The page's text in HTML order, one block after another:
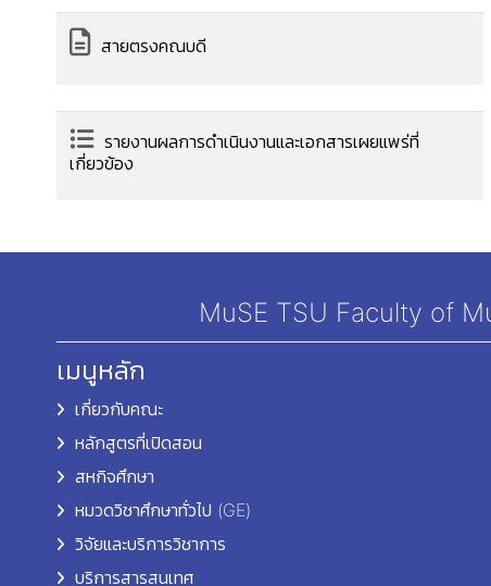
สายตรงคณบดี
รายงานผลการดำเนินงานและเอกสารเผยแพร่ที่
เกี่ยวข้อง
MuSE TSU Faculty of
เมนูหลัก
เกี่ยวกับคณะ
หลักสูตรที่เปิดสอน
สหกิจศึกษา
หมวดวิชาศึกษาทั่วไป (GE)
วิจัยและบริการวิชาการ
บริการสารสนเทศ